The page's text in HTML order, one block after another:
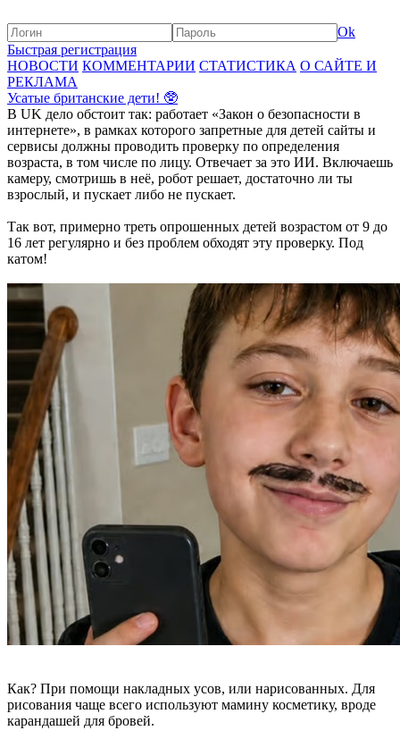
Ok
Быстрая регистрация
НОВОСТИ КОММЕНТАРИИ СТАТИСТИКА О САЙТЕ И
РЕКЛАМА
Усатые британские дети! 🥸
В UK дело обстоит так: работает «Закон о безопасности в
интернете», в рамках которого запретные для детей сайты и
сервисы должны проводить проверку по определения
возраста, в том числе по лицу. Отвечает за это ИИ. Включаешь
камеру, смотришь в неё, робот решает, достаточно ли ты
взрослый, и пускает либо не пускает.
Так вот, примерно треть опрошенных детей возрастом от 9 до
16 лет регулярно и без проблем обходят эту проверку. Под
катом!
Как? При помощи накладных усов, или нарисованных. Для
рисования чаще всего используют мамину косметику, вроде
карандашей для бровей.